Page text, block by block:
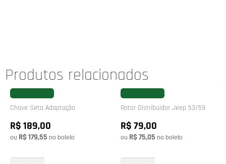
Produtos relacionados
Chave Seta Adaptação
R$ 189,00
ou R$ 179,55 no boleto
Rotor Distribuidor Jeep 53/59
R$ 79,00
ou R$ 75,05 no boleto